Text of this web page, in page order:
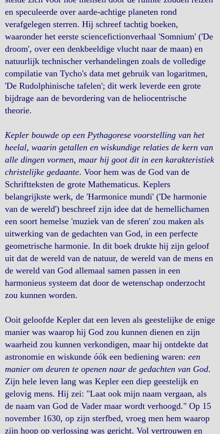
en speculeerde over aarde-achtige planeten rond
verafgelegen sterren. Hij schreef tachtig boeken,
waaronder het eerste sciencefictionverhaal 'Somnium' ('De
droom', over een denkbeeldige vlucht naar de maan) en
natuurlijk technischer verhandelingen zoals de volledige
compilatie van Tycho's data met gebruik van logaritmen,
'De Rudolphinische tafelen'; dit werk leverde een grote
bijdrage aan de bevordering van de heliocentrische
theorie.
Kepler bouwde op een Pythagorese voorstelling van het
heelal, waarin getallen en wiskundige relaties de kern van
alle dingen vormen, maar hij goot dit in een karakteristiek
christelijke gedaante. Voor hem was de God van de
Schriftteksten de grote Mathematicus. Keplers
belangrijkste werk, de 'Harmonice mundi' ('De harmonie
van de wereld') beschreef zijn idee dat de hemellichamen
een soort hemelse 'muziek van de sferen' zou maken als
uitwerking van de gedachten van God, in een perfecte
geometrische harmonie. In dit boek drukte hij zijn geloof
uit dat de wereld van de natuur, de wereld van de mens en
de wereld van God allemaal samen passen in een
harmonieus systeem dat door de wetenschap onderzocht
zou kunnen worden.
Ooit geloofde Kepler dat een leven als geestelijke de enige
manier was waarop hij God zou kunnen dienen en zijn
waarheid zou kunnen verkondigen, maar hij ontdekte dat
astronomie en wiskunde óók een bediening waren: een
manier om deuren te openen naar de gedachten van God.
Zijn hele leven lang was Kepler een diep geestelijk en
gelovig mens. Hij zei: "Laat ook mijn naam vergaan, als
de naam van God de Vader maar wordt verhoogd." Op 15
november 1630, op zijn sterfbed, vroeg men hem waarop
zijn hoop op verlossing was gericht. Vol vertrouwen en